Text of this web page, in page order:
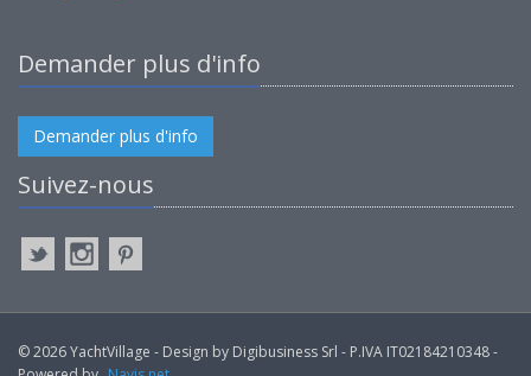
Demander plus d'info
Demander plus d'info
Suivez-nous
© 2026 YachtVillage - Design by Digibusiness Srl - P.IVA IT02184210348 -